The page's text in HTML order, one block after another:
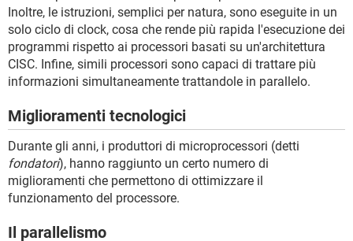
Inoltre, le istruzioni, semplici per natura, sono eseguite in un
solo ciclo di clock, cosa che rende più rapida l'esecuzione dei
programmi rispetto ai processori basati su un'architettura
CISC. Infine, simili processori sono capaci di trattare più
informazioni simultaneamente trattandole in parallelo.
Miglioramenti tecnologici
Durante gli anni, i produttori di microprocessori (detti
fondatori), hanno raggiunto un certo numero di
miglioramenti che permettono di ottimizzare il
funzionamento del processore.
Il parallelismo